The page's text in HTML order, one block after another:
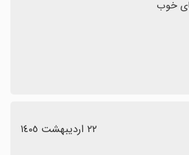
٢٢ اردیبهشت ١٤٠٥